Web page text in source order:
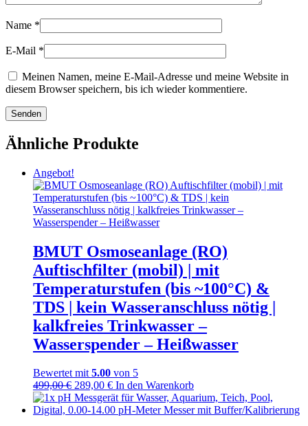
Name *
E-Mail *
Meinen Namen, meine E-Mail-Adresse und meine Website in
diesem Browser speichern, bis ich wieder kommentiere.
Ähnliche Produkte
Angebot!
BMUT Osmoseanlage (RO)
Auftischfilter (mobil) | mit
Temperaturstufen (bis ~100°C) &
TDS | kein Wasseranschluss nötig |
kalkfreies Trinkwasser –
Wasserspender – Heißwasser
Bewertet mit5.00 von 5
499,00€ Ursprünglicher
Preis
war:
289,00 €Aktueller
Preis
ist:
In den Warenkorb